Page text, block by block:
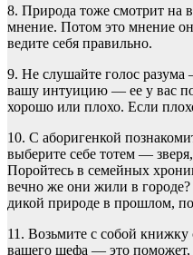
8. Природа тоже смотрит на
мнение. Потом это мнение
ведите себя правильно.
9. Не слушайте голос
вашу интуицию ― ее у вас
хорошо или плохо. Если
10. С аборигенкой
выберите себе тотем ―
Поройтесь в семейных
вечно же они жили в
дикой природе в прошлом,
11. Возьмите с собой
вашего шефа ― это